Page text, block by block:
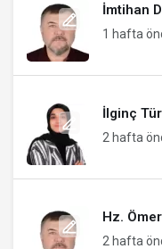
İmtihan
1 hafta
İlginç
2 hafta
Hz.
2 hafta